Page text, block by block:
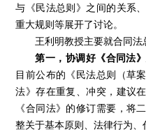
与《民法总则》之间的关系
重大规则等展开了讨论。
王利明教授主要就合同法
第一，协调好《合同法
目前公布的《民法总则（草
法》存在重复、冲突，建议
《合同法》的修订需要，将
整关于基本原则、法律行为、